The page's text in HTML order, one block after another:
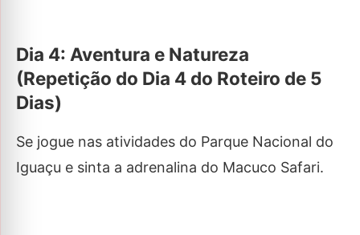
Dia 4: Aventura e Natureza
(Repetição do Dia 4 do Roteiro de 5
Dias)
Se jogue nas atividades do Parque Nacional do
Iguaçu e sinta a adrenalina do Macuco Safari.